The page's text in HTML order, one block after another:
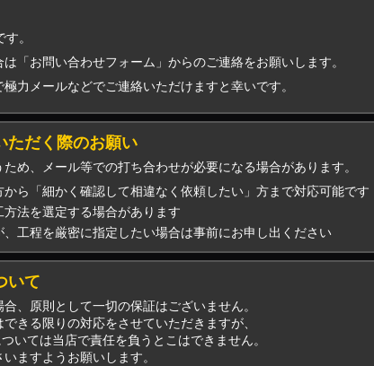
。
「お問い合わせフォーム」からのご連絡をお願いします。
力メールなどでご連絡いただけますと幸いです。
ただく際のお願い
め、メール等での打ち合わせが必要になる場合があります。
から「細かく確認して相違なく依頼したい」方まで対応可能です
法を選定する場合があります
工程を厳密に指定したい場合は事前にお申し出ください
いて
、原則として一切の保証はございません。
きる限りの対応をさせていただきますが、
いては当店で責任を負うとこはできません。
ますようお願いします。